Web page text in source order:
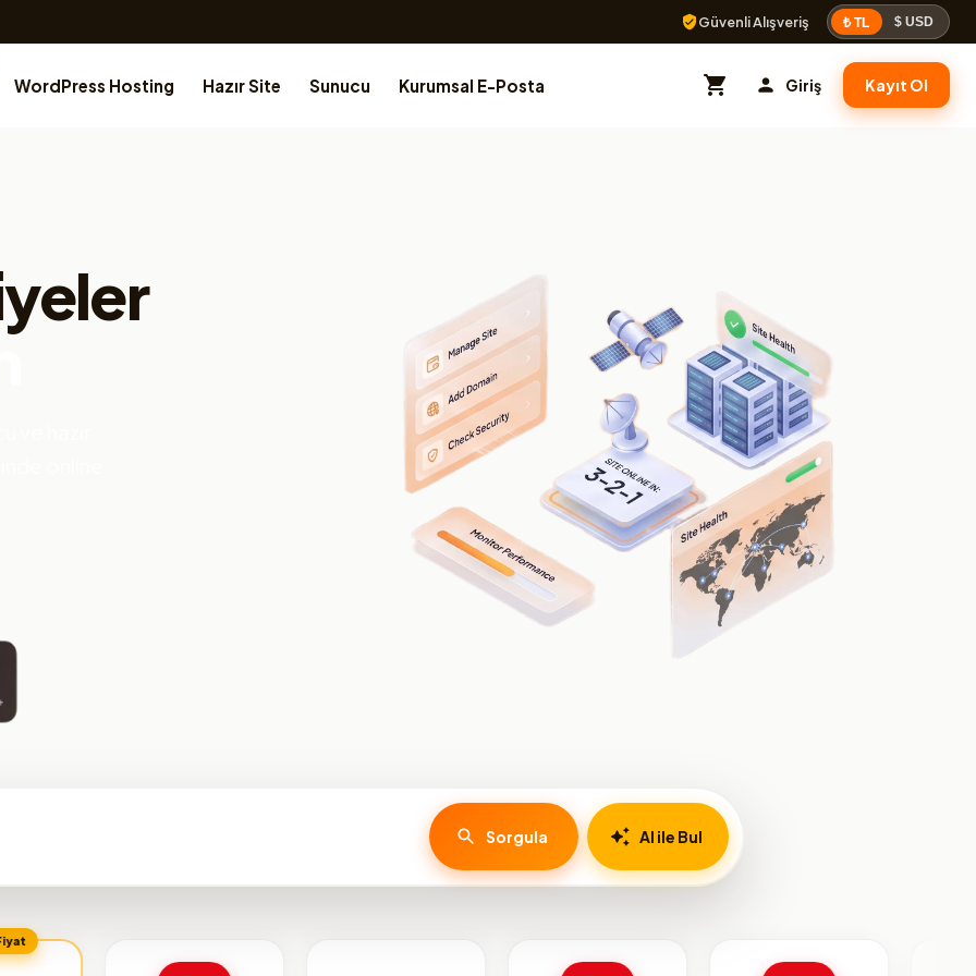
Güvenli Alışveriş ₺ TL $ USD
WordPress Hosting Hazır Site Sunucu Kurumsal E-Posta Giriş Kayıt Ol
Sorgula AI ile Bul